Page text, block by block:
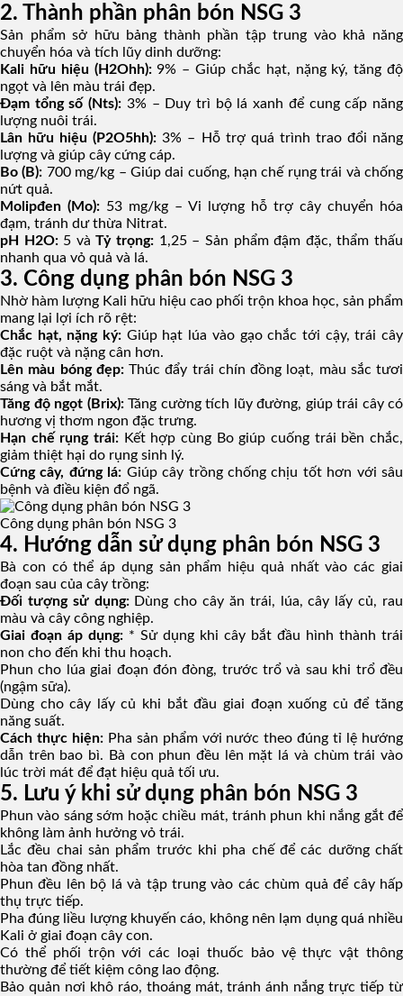
2. Thành phần phân bón NSG 3
Sản phẩm sở hữu bảng thành phần tập trung vào khả năng
chuyển hóa và tích lũy dinh dưỡng:
Kali hữu hiệu (H2Ohh):9% – Giúp chắc hạt, nặng ký, tăng độ
ngọt và lên màu trái đẹp.
Đạm tổng số (Nts): 3% – Duy trì bộ lá xanh để cung cấp năng
lượng nuôi trái.
Lân hữu hiệu (P2O5hh): 3% – Hỗ trợ quá trình trao đổi năng
lượng và giúp cây cứng cáp.
Bo (B): 700 mg/kg – Giúp dai cuống, hạn chế rụng trái và chống
nứt quả.
Molipđen (Mo): 53 mg/kg – Vi lượng hỗ trợ cây chuyển hóa
đạm, tránh dư thừa Nitrat.
pH H2O:5 vàTỷ trọng: 1,25 – Sản phẩm đậm đặc, thẩm thấu
nhanh qua vỏ quả và lá.
3. Công dụng phân bón NSG 3
Nhờ hàm lượng Kali hữu hiệu cao phối trộn khoa học, sản phẩm
mang lại lợi ích rõ rệt:
Chắc hạt, nặng ký: Giúp hạt lúa vào gạo chắc tới cậy, trái cây
đặc ruột và nặng cân hơn.
Lên màu bóng đẹp:Thúc đẩy trái chín đồng loạt, màu sắc tươi
sáng và bắt mắt.
Tăng độ ngọt (Brix):Tăng cường tích lũy đường, giúp trái cây có
hương vị thơm ngon đặc trưng.
Hạn chế rụng trái: Kết hợp cùng Bo giúp cuống trái bền chắc,
giảm thiệt hại do rụng sinh lý.
Cứng cây, đứng lá: Giúp cây trồng chống chịu tốt hơn với sâu
bệnh và điều kiện đổ ngã.
Công dụng phân bón NSG 3
4. Hướng dẫn sử dụng phân bón NSG 3
Bà con có thể áp dụng sản phẩm hiệu quả nhất vào các giai
đoạn sau của cây trồng:
Đối tượng sử dụng:Dùng cho cây ăn trái, lúa, cây lấy củ, rau
màu và cây công nghiệp.
Giai đoạn áp dụng: * Sử dụng khi cây bắt đầu hình thành trái
non cho đến khi thu hoạch.
Phun cho lúa giai đoạn đón đòng, trước trổ và sau khi trổ đều
(ngậm sữa).
Dùng cho cây lấy củ khi bắt đầu giai đoạn xuống củ để tăng
năng suất.
Cách thực hiện:Pha sản phẩm với nước theo đúng tỉ lệ hướng
dẫn trên bao bì. Bà con phun đều lên mặt lá và chùm trái vào
lúc trời mát để đạt hiệu quả tối ưu.
5. Lưu ý khi sử dụng phân bón NSG 3
Phun vào sáng sớm hoặc chiều mát, tránh phun khi nắng gắt để
không làm ảnh hưởng vỏ trái.
Lắc đều chai sản phẩm trước khi pha chế để các dưỡng chất
hòa tan đồng nhất.
Phun đều lên bộ lá và tập trung vào các chùm quả để cây hấp
thụ trực tiếp.
Pha đúng liều lượng khuyến cáo, không nên lạm dụng quá nhiều
Kali ở giai đoạn cây con.
Có thể phối trộn với các loại thuốc bảo vệ thực vật thông
thường để tiết kiệm công lao động.
Bảo quản nơi khô ráo, thoáng mát, tránh ánh nắng trực tiếp từ